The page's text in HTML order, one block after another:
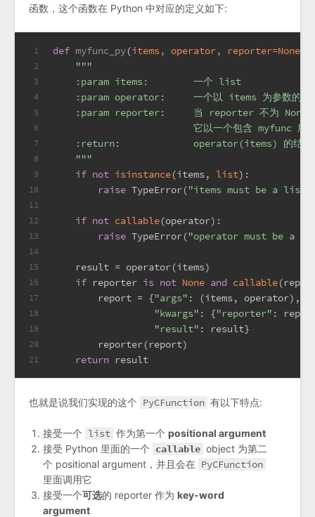
函数，这个函数在 Python 中对应的定义如下:
1
2
3
4
5
6
7
8
9
10
11
12
13
14
15
16
17
18
19
20
21
def myfunc_py(items, operator, reporter=None
"""
    :param items:        一个 list
:param operator:     一个以 items 为参数的
:param reporter:     当 reporter 不为 None
它以一个包含 myfunc 所
    :return:             operator(items) 的结果
    """
if not isinstance(items, list):
raise TypeError("items must be a list"
if not callable(operator):
raise TypeError("operator must be a
    result = operator(items)
if reporter is not None and callable
        report = {
"args" : (items, operator),
"kwargs" : {"reporter" :
"result" : result}
        reporter(report)
return result
也就是说我们实现的这个 PyCFunction 有以下特点:
接受一个 list 作为第一个positional argument
接受 Python 里面的一个 callable object 为第二
个 positional argument，并且会在 PyCFunction
里面调用它
接受一个可选的 reporter 作为 key-word
argument